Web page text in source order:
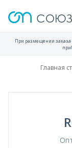
При размещении заказа
Главная